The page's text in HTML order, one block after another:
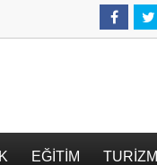
EĞİTİM TURİZM